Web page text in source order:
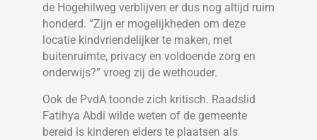
de Hogehilweg verblijven er dus nog altijd ruim
honderd. “Zijn er mogelijkheden om deze
locatie kindvriendelijker te maken, met
buitenruimte, privacy en voldoende zorg en
onderwijs?” vroeg zij de wethouder.
Ook de PvdA toonde zich kritisch. Raadslid
Fatihya Abdi wilde weten of de gemeente
bereid is kinderen elders te plaatsen als